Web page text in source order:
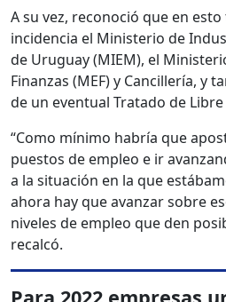
A su vez, reconoció que en
incidencia el Ministerio de
de Uruguay (MIEM), el
Finanzas (MEF) y Cancillería, y
de un eventual Tratado de
“Como mínimo habría que
puestos de empleo e ir
a la situación en la que
ahora hay que avanzar sobre
niveles de empleo que den
recalcó.